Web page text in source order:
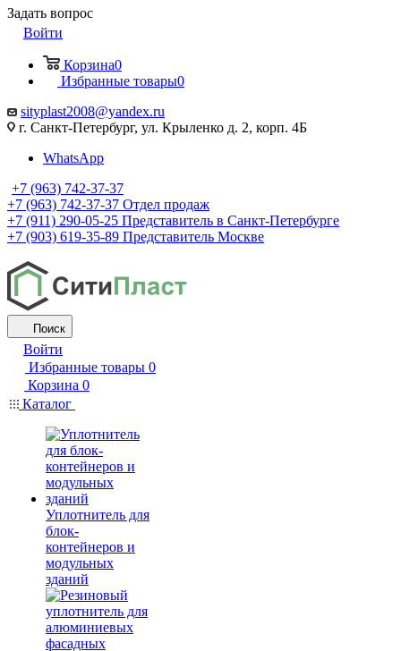
Задать вопрос
Войти
Корзина0
Избранные товары0
sityplast2008@yandex.ru
г. Санкт-Петербург, ул. Крыленко д. 2, корп. 4Б
WhatsApp
+7 (963) 742-37-37
+7 (963) 742-37-37 Отдел продаж
+7 (911) 290-05-25 Представитель в Санкт-Петербурге
+7 (903) 619-35-89 Представитель Москве
Поиск
Войти
Избранные товары 0
Корзина 0
Каталог
Уплотнитель для
блок-
контейнеров и
модульных
зданий